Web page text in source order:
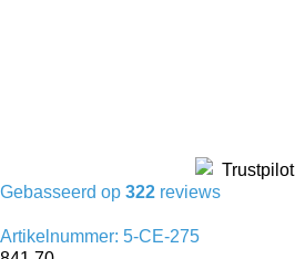
Gebasseerd op 322 reviews
Artikelnummer: 5-CE-275